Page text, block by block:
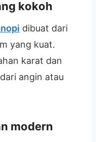
kokoh
dibuat dari
yang kuat.
karat dan
angin atau
modern